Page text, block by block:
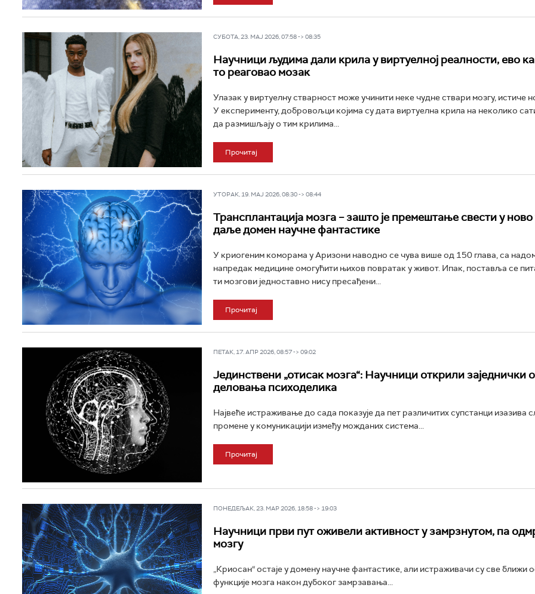
СУБОТА, 23. МАЈ 2026, 07:58 -> 08:35
Научници људима дали крила у виртуелној реалности, ево
то реаговао мозак
Улазак у виртуелну стварност може учинити неке чудне ствари мозгу, истиче
У експерименту, добровољци којима су дата виртуелна крила на неколико
да размишљају о тим крилима...
Прочитај
УТОРАК, 19. МАЈ 2026, 08:30 -> 08:44
Трансплантација мозга – зашто је премештање свести у
даље домен научне фантастике
У криогеним коморама у Аризони наводно се чува више од 150 глава, са
напредак медицине омогућити њихов повратак у живот. Ипак, поставља се
ти мозгови једноставно нису пресађени...
Прочитај
ПЕТАК, 17. АПР 2026, 08:57 -> 09:02
Јединствени „отисак мозга“: Научници открили заједнички
деловања психоделика
Највеће истраживање до сада показује да пет различитих супстанци изазива
промене у комуникацији између можданих система...
Прочитај
ПОНЕДЕЉАК, 23. МАР 2026, 18:58 -> 19:03
Научници први пут оживели активност у замрзнутом, па
мозгу
„Криосан“ остаје у домену научне фантастике, али истраживачи су све ближи
функције мозга након дубоког замрзавања...